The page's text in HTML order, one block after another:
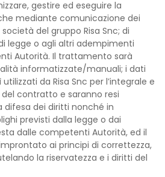
gestire ed eseguire la
mediante comunicazione dei
del gruppo Risa Snc; di
legge o agli altri adempimenti
Autorità. Il trattamento sarà
informatizzate/manuali; i dati
da Risa Snc per l’integrale e
contratto e saranno resi
difesa dei diritti nonché in
previsti dalla legge o dai
dalle competenti Autorità, ed il
ai principi di correttezza,
la riservatezza e i diritti del